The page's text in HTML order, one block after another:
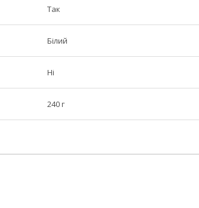
Так
Білий
Ні
240 г